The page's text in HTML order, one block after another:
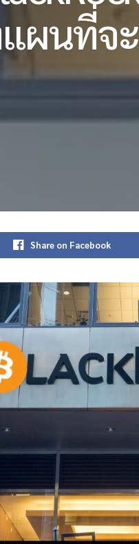
ผนที่จ
Share on Facebook